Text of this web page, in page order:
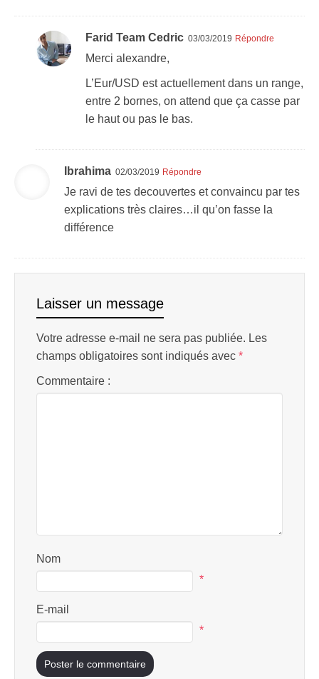
Farid Team Cedric 03/03/2019 Répondre
Merci alexandre,
L’Eur/USD est actuellement dans un range,
entre 2 bornes, on attend que ça casse par
le haut ou pas le bas.
Ibrahima 02/03/2019 Répondre
Je ravi de tes decouvertes et convaincu par tes
explications très claires…il qu’on fasse la
différence
Laisser un message
Votre adresse e-mail ne sera pas publiée. Les
champs obligatoires sont indiqués avec *
Commentaire :
Nom
*
E-mail
*